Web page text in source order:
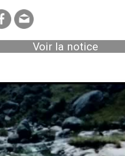
Voir la notice